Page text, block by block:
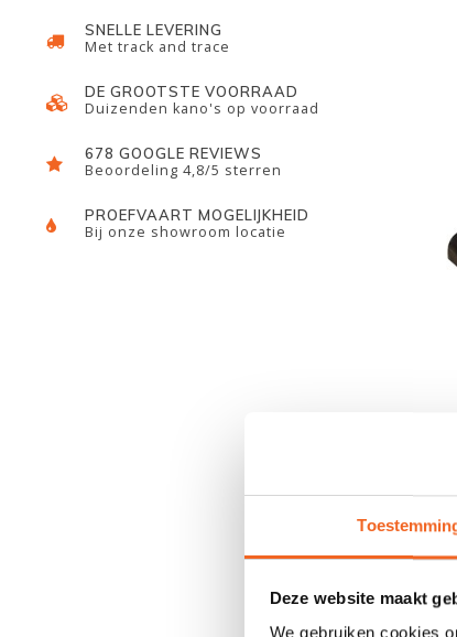
Deze website maakt
We gebruiken cookies
SNELLE LEVERING
Met track and trace
DE GROOTSTE VOORRAAD
Duizenden kano's op voorraad
678 GOOGLE REVIEWS
Beoordeling 4,8/5 sterren
PROEFVAART MOGELIJKHEID
Bij onze showroom locatie